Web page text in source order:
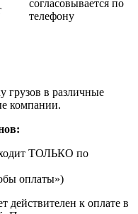
согласовывается по
телефону
грузов в различные
компании.
ТОЛЬКО по
оплаты»)
действителен к оплате в